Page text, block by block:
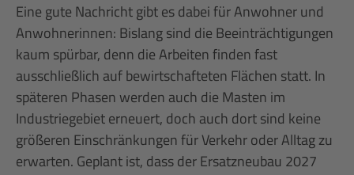
Eine gute Nachricht gibt es dabei für Anwohner und
Anwohnerinnen: Bislang sind die Beeinträchtigungen
kaum spürbar, denn die Arbeiten finden fast
ausschließlich auf bewirtschafteten Flächen statt. In
späteren Phasen werden auch die Masten im
Industriegebiet erneuert, doch auch dort sind keine
größeren Einschränkungen für Verkehr oder Alltag zu
erwarten. Geplant ist, dass der Ersatzneubau 2027